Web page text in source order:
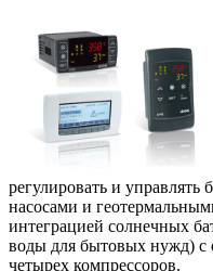
регулировать и
насосами и
интеграцией солнечных
воды для бытовых нужд) с
четырех компрессоров.